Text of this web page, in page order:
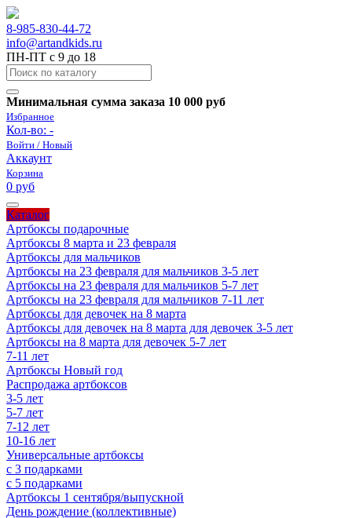
8-985-830-44-72
info@artandkids.ru
ПН-ПТ с 9 до 18
Минимальная сумма заказа 10 000 руб
Избранное
Кол-во: -
Войти / Новый
Аккаунт
Корзина
0 руб
Каталог
Артбоксы подарочные
Артбоксы 8 марта и 23 февраля
Артбоксы для мальчиков
Артбоксы на 23 февраля для мальчиков 3-5 лет
Артбоксы на 23 февраля для мальчиков 5-7 лет
Артбоксы на 23 февраля для мальчиков 7-11 лет
Артбоксы для девочек на 8 марта
Артбоксы для девочек на 8 марта для девочек 3-5 лет
Артбоксы на 8 марта для девочек 5-7 лет
7-11 лет
Артбоксы Новый год
Распродажа артбоксов
3-5 лет
5-7 лет
7-12 лет
10-16 лет
Универсальные артбоксы
с 3 подарками
с 5 подарками
Артбоксы 1 сентября/выпускной
День рождение (коллективные)